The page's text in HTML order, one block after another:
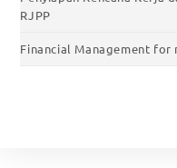
RJPP
Financial Management for